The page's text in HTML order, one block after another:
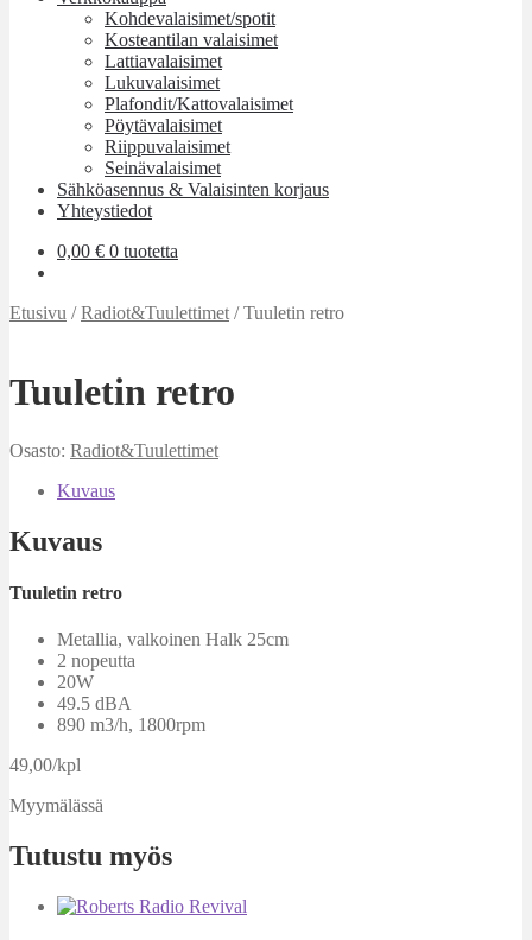
Kohdevalaisimet/spotit
Kosteantilan valaisimet
Lattiavalaisimet
Lukuvalaisimet
Plafondit/Kattovalaisimet
Pöytävalaisimet
Riippuvalaisimet
Seinävalaisimet
Sähköasennus & Valaisinten korjaus
Yhteystiedot
0,00 € 0 tuotetta
Etusivu /Radiot&Tuulettimet /Tuuletin retro
Tuuletin retro
Osasto: Radiot&Tuulettimet
Kuvaus
Kuvaus
Tuuletin retro
Metallia, valkoinen Halk 25cm
2 nopeutta
20W
49.5 dBA
890 m3/h, 1800rpm
49,00/kpl
Myymälässä
Tutustu myös